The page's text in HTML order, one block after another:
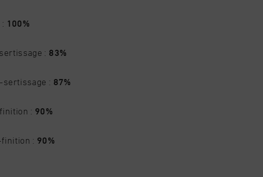
100%
: 83%
: 87%
: 90%
: 90%